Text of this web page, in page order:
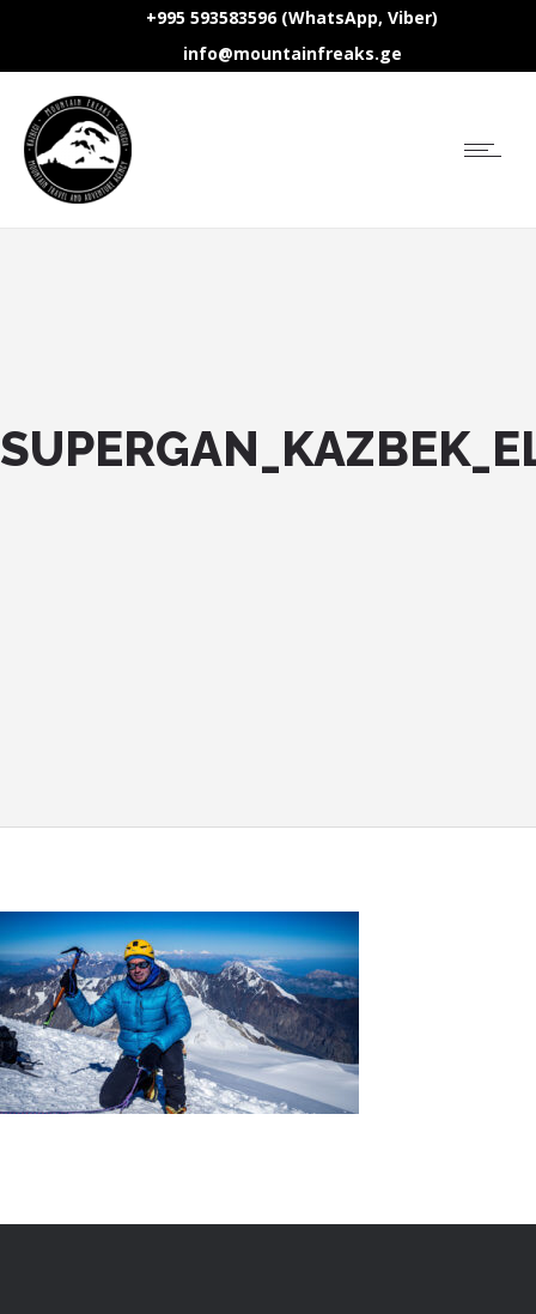
+995 593583596 (WhatsApp, Viber)
info@mountainfreaks.ge